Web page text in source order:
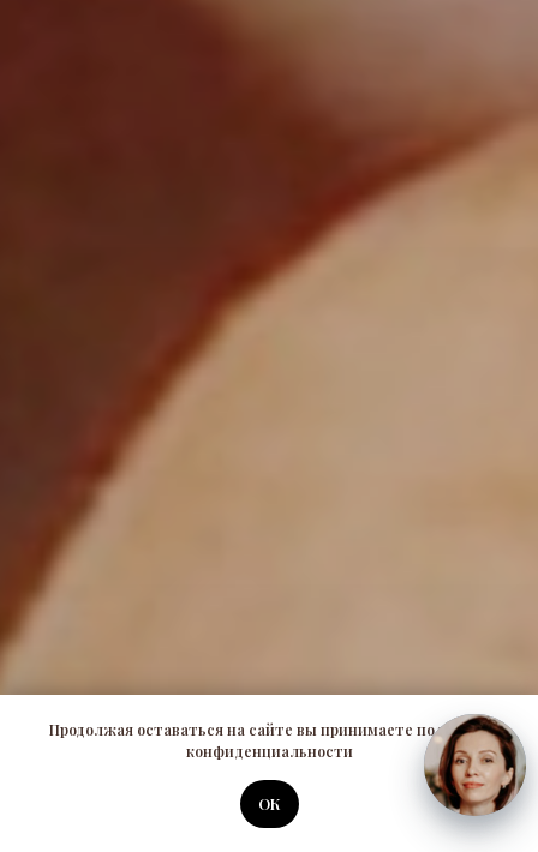
Продолжая оставаться на сайте вы принимаете политику
конфиденциальности
ОК